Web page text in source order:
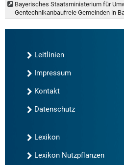
Bayerisches Staatsministerium für
Gentechnikanbaufreie Gemeinden in
Leitlinien
Impressum
Kontakt
Datenschutz
Lexikon
Lexikon Nutzpflanzen